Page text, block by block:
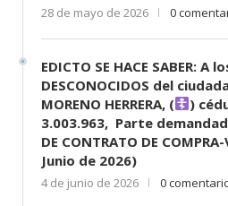
28 de mayo de 2026 0
EDICTO SE HACE SABER: A
DESCONOCIDOS del
MORENO HERRERA, (
)
3.003.963, Parte
DE CONTRATO DE
Junio de 2026)
4 de junio de 2026 0